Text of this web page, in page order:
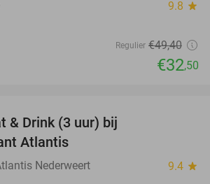
9.8 star
Regulier €49,40
€32,50
& Drink (3 uur) bij
Atlantis
Nederweert 9.4 star